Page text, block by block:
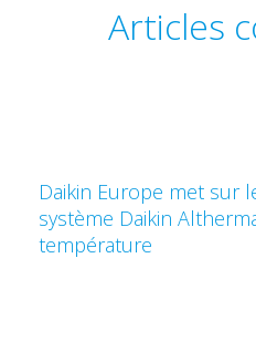
Articles
Daikin Europe met sur
système Daikin
température